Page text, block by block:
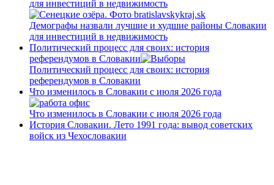
для инвестиций в недвижимость
Демографы назвали лучшие и худшие районы Словакии
для инвестиций в недвижимость
Политический процесс для своих: история
референдумов в Словакии
Политический процесс для своих: история
референдумов в Словакии
Что изменилось в Словакии с июля 2026 года
Что изменилось в Словакии с июля 2026 года
История Словакии. Лето 1991 года: вывод советских
войск из Чехословакии